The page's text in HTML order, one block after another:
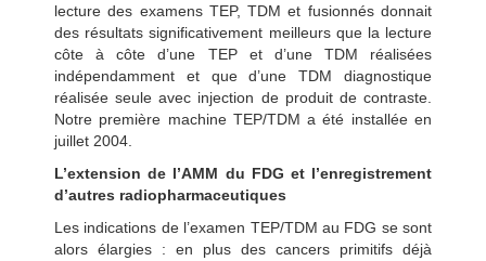
lecture des examens TEP, TDM et fusionnés donnait
des résultats significativement meilleurs que la lecture
côte à côte d’une TEP et d’une TDM réalisées
indépendamment et que d’une TDM diagnostique
réalisée seule avec injection de produit de contraste.
Notre première machine TEP/TDM a été installée en
juillet 2004.
L’extension de l’AMM du FDG et l’enregistrement
d’autres radiopharmaceutiques
Les indications de l’examen TEP/TDM au FDG se sont
alors élargies : en plus des cancers primitifs déjà